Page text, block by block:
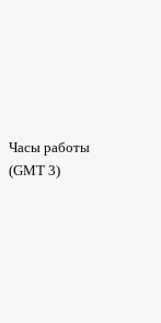
Часы работы
(GMT 3)